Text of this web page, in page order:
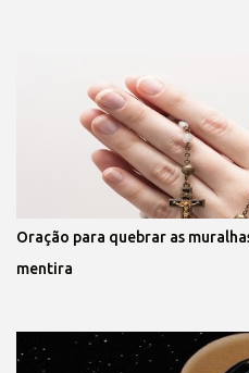
Oração para quebrar as
mentira